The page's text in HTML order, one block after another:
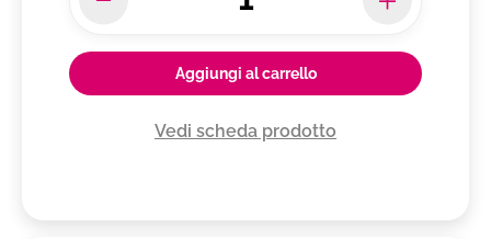
Aggiungi al carrello
Vedi scheda prodotto